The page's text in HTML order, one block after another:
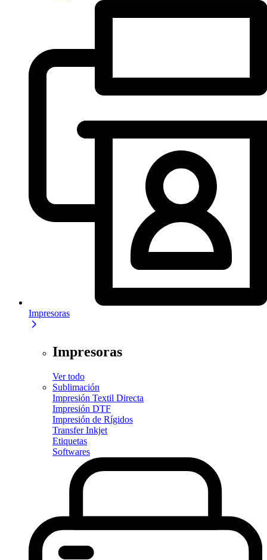
Impresoras
Impresoras
Ver todo
Sublimación
Impresión Textil Directa
Impresión DTF
Impresión de Rígidos
Transfer Inkjet
Etiquetas
Softwares